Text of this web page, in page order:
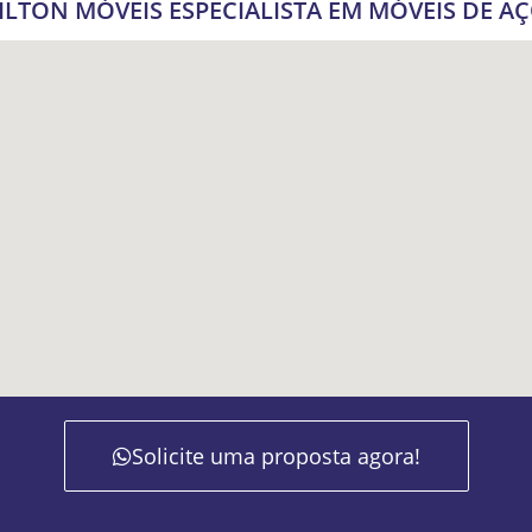
MÓVEIS ESPECIALISTA EM MÓVEIS DE
Solicite uma proposta agora!